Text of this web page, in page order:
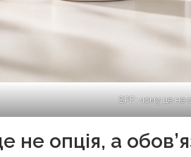
SPF: чому це не
не опція, а